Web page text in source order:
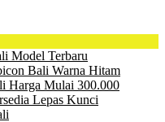
Model Terbaru
Bali Warna Hitam
Harga Mulai 300.000
Lepas Kunci